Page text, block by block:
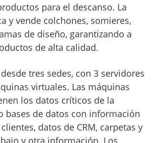
para el descanso. La
y vende colchones, somieres,
de diseño, garantizando a
de alta calidad.
tres sedes, con 3 servidores
virtuales. Las máquinas
los datos críticos de la
bases de datos con información
datos de CRM, carpetas y
y otra información. Los